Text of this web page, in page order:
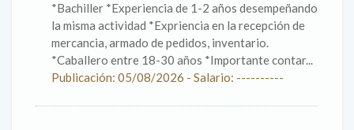
*Bachiller *Experiencia de 1-2 años desempeñando
la misma actividad *Expriencia en la recepción de
mercancia, armado de pedidos, inventario.
*Caballero entre 18-30 años *Importante contar...
Publicación: 05/08/2026 - Salario: ----------